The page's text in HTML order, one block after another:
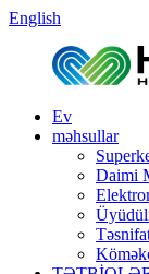
English
Ev
məhsullar
Daimi